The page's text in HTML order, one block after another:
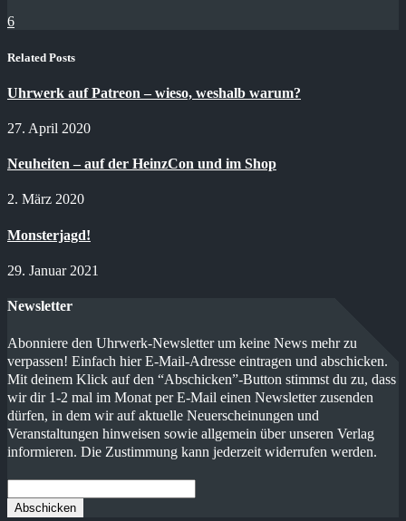
6
Related Posts
Uhrwerk auf Patreon – wieso, weshalb warum?
27. April 2020
Neuheiten – auf der HeinzCon und im Shop
2. März 2020
Monsterjagd!
29. Januar 2021
Newsletter
Abonniere den Uhrwerk-Newsletter um keine News mehr zu
verpassen! Einfach hier E-Mail-Adresse eintragen und abschicken.
Mit deinem Klick auf den “Abschicken”-Button stimmst du zu, dass
wir dir 1-2 mal im Monat per E-Mail einen Newsletter zusenden
dürfen, in dem wir auf aktuelle Neuerscheinungen und
Veranstaltungen hinweisen sowie allgemein über unseren Verlag
informieren. Die Zustimmung kann jederzeit widerrufen werden.